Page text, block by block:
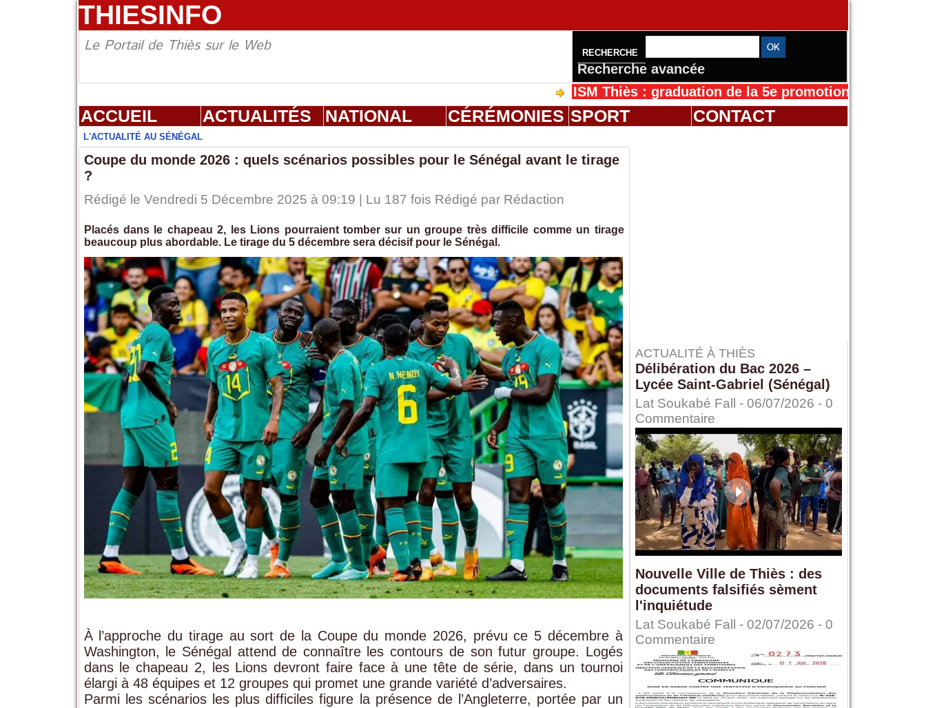
THIESINFO
Le Portail de Thiès sur le Web RECHERCHE
Recherche avancée
ISM Thiès : graduation de la 5e promotion de l’IFMES
ACCUEIL ACTUALITÉS NATIONAL CÉRÉMONIES SPORT CONTACT
L'ACTUALITÉ AU SÉNÉGAL
Coupe du monde 2026 : quels scénarios possibles pour le Sénégal avant le tirage
?
Rédigé le Vendredi 5 Décembre 2025 à 09:19 | Lu 187 fois Rédigé par Rédaction
Placés dans le chapeau 2, les Lions pourraient tomber sur un groupe très difficile comme un tirage
beaucoup plus abordable. Le tirage du 5 décembre sera décisif pour le Sénégal.
À l’approche du tirage au sort de la Coupe du monde 2026, prévu ce 5 décembre à
Washington, le Sénégal attend de connaître les contours de son futur groupe. Logés
dans le chapeau 2, les Lions devront faire face à une tête de série, dans un tournoi
élargi à 48 équipes et 12 groupes qui promet une grande variété d’adversaires.
Parmi les scénarios les plus difficiles figure la présence de l’Angleterre, portée par un
ACTUALITÉ À THIÈS
Délibération du Bac 2026 –
Lycée Saint-Gabriel (Sénégal)
Lat Soukabé Fall - 06/07/2026 - 0
Commentaire
Nouvelle Ville de Thiès : des
documents falsifiés sèment
l'inquiétude
Lat Soukabé Fall - 02/07/2026 - 0
Commentaire